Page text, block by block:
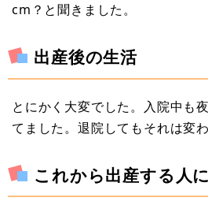
cm？と聞きました。
出産後の生活
とにかく大変でした。入院中も
てました。退院してもそれは変
これから出産する人